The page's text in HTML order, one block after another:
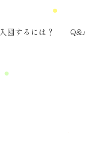
入園するには？